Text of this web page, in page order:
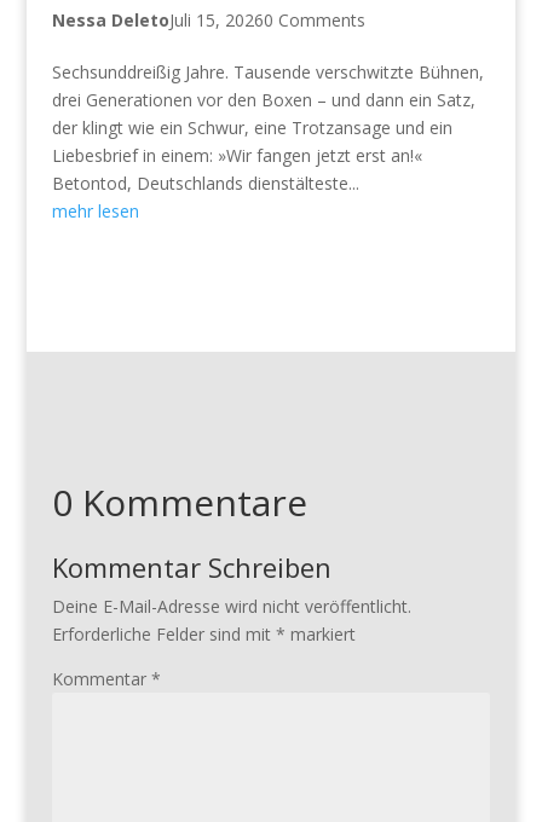
Nessa DeletoJuli 15, 20260 Comments
Sechsunddreißig Jahre. Tausende verschwitzte Bühnen,
drei Generationen vor den Boxen – und dann ein Satz,
der klingt wie ein Schwur, eine Trotzansage und ein
Liebesbrief in einem: »Wir fangen jetzt erst an!«
Betontod, Deutschlands dienstälteste...
mehr lesen
0 Kommentare
Kommentar Schreiben
Deine E-Mail-Adresse wird nicht veröffentlicht.
Erforderliche Felder sind mit * markiert
Kommentar *